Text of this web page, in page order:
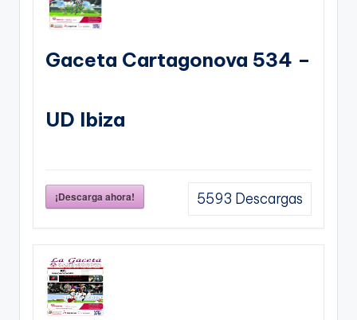
Gaceta Cartagonova 534 –
UD Ibiza
¡Descarga ahora! 5593 Descargas